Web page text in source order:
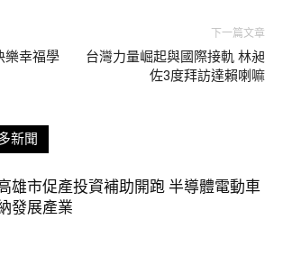
樂幸福學
下一篇文章
台灣力量崛起與國際接軌 林昶
佐3度拜訪達賴喇嘛
新聞
雄市促產投資補助開跑 半導體電動車
發展產業